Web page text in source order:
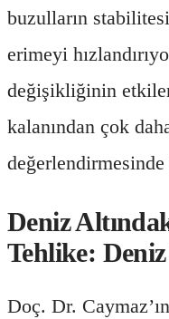
buzulların
erimeyi
değişikliğinin
kalanından çok
Deniz
Tehlike:
Doç. Dr.